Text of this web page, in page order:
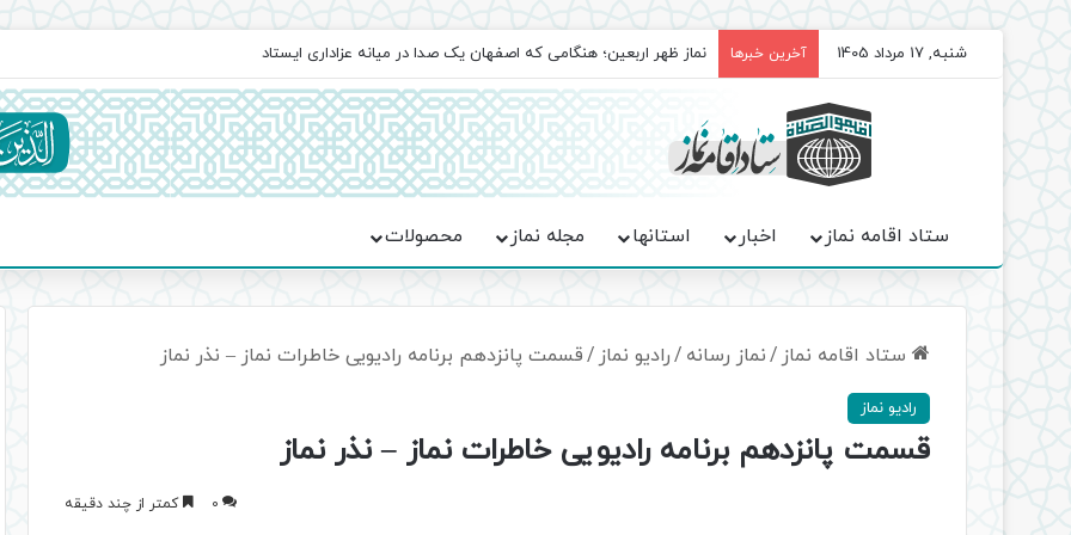
شنبه, 17 مرداد 1405 آخرین خبرها برگزاری باشکوه نمازهای جماعت در موکب فاطمه الزهرا (س)
ستاد اقامه نماز اخبار استانها مجله نماز محصولات
ستاد اقامه نماز /نماز رسانه /رادیو نماز /قسمت پانزدهم برنامه رادیویی خاطرات نماز – نذر نماز
رادیو نماز
قسمت پانزدهم برنامه رادیویی خاطرات نماز – نذر نماز
0 کمتر از چند دقیقه